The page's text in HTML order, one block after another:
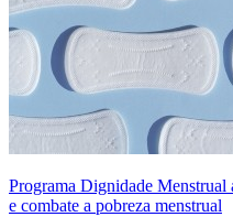
Programa Dignidade Menstrual
e combate a pobreza menstrual